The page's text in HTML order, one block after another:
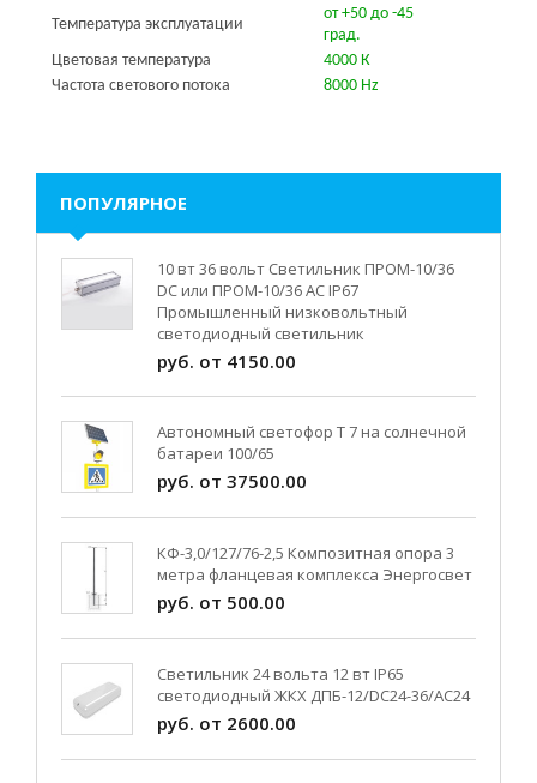
Температура эксплуатации
от +50 до -45
град.
Цветовая температура
4000 К
Частота светового потока
8000 Hz
ПОПУЛЯРНОЕ
10 вт 36 вольт Светильник ПРОМ-10/36
DC или ПРОМ-10/36 AC IP67
Промышленный низковольтный
светодиодный светильник
руб. от 4150.00
Автономный светофор Т 7 на солнечной
батареи 100/65
руб. от 37500.00
КФ-3,0/127/76-2,5 Композитная опора 3
метра фланцевая комплекса Энергосвет
руб. от 500.00
Светильник 24 вольта 12 вт IP65
светодиодный ЖКХ ДПБ-12/DC24-36/АС24
руб. от 2600.00